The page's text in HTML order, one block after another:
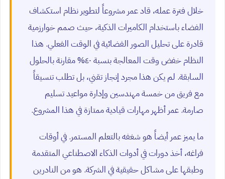
خلال فترة عمله، قاد عمر مشروعاً لتطوير نظام استكشاف
الفضاء باستخدام الكاميرات الذكية، حيث صمم خوارزمية
قادرة على تحليل الصور الفضائية في الوقت الفعلي. هذا
النظام خفض وقت المعالجة بنسبة ٤٠% مقارنة بالحلول
السابقة. لم يكن هذا مجرد إنجاز تقني، بل تطلب تنسيقاً
مع فريق من خمسة مهندسين وإدارة مواعيد تسليم
صارمة. عمر أظهر مهارات قيادية ممتازة في هذا المشروع.
ما يميز عمر أيضاً هو شغفه بالتعلم المستمر. في أوقات
فراغه، أخذ دورات في أدوات الذكاء الاصطناعي المتقدمة
وطبقها على مشاكل حقيقية في الشركة. هو من النادرين